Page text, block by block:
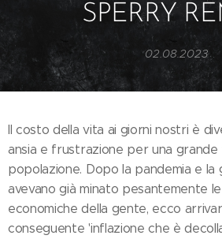
SPERRY
02.08.2023
Il costo della vita ai giorni nostri è
ansia e frustrazione per una
popolazione. Dopo la pandemia e la
avevano già minato pesantemente
economiche della gente, ecco
conseguente 'inflazione che è